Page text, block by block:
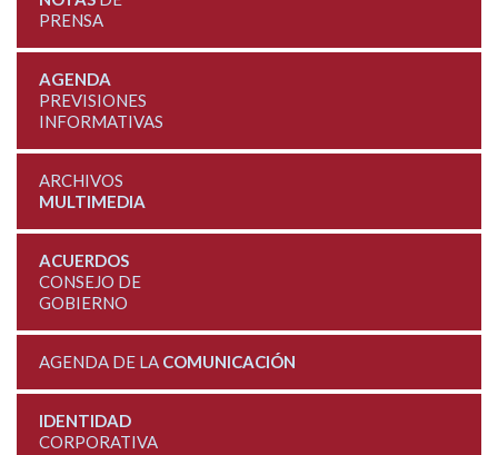
PRENSA
AGENDA
PREVISIONES
INFORMATIVAS
ARCHIVOS
MULTIMEDIA
ACUERDOS
CONSEJO DE
GOBIERNO
AGENDA DE LA COMUNICACIÓN
IDENTIDAD
CORPORATIVA